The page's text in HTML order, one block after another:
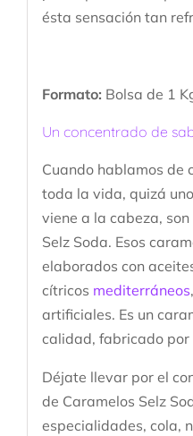
ésta sensación tan
Formato: Bolsa de 1
Un concentrado de
Cuando hablamos de
toda la vida, quizá
viene a la cabeza,
Selz Soda. Esos
elaborados con
cítricos mediterráneos
artificiales. Es un
calidad, fabricado por
Déjate llevar por el
de Caramelos Selz
especialidades, cola,